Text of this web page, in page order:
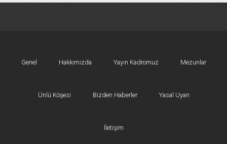
Genel Hakkımızda Yayın Kadromuz Mezunlar
Ünlü Köşesi Bizden Haberler Yasal Uyarı
İletişim